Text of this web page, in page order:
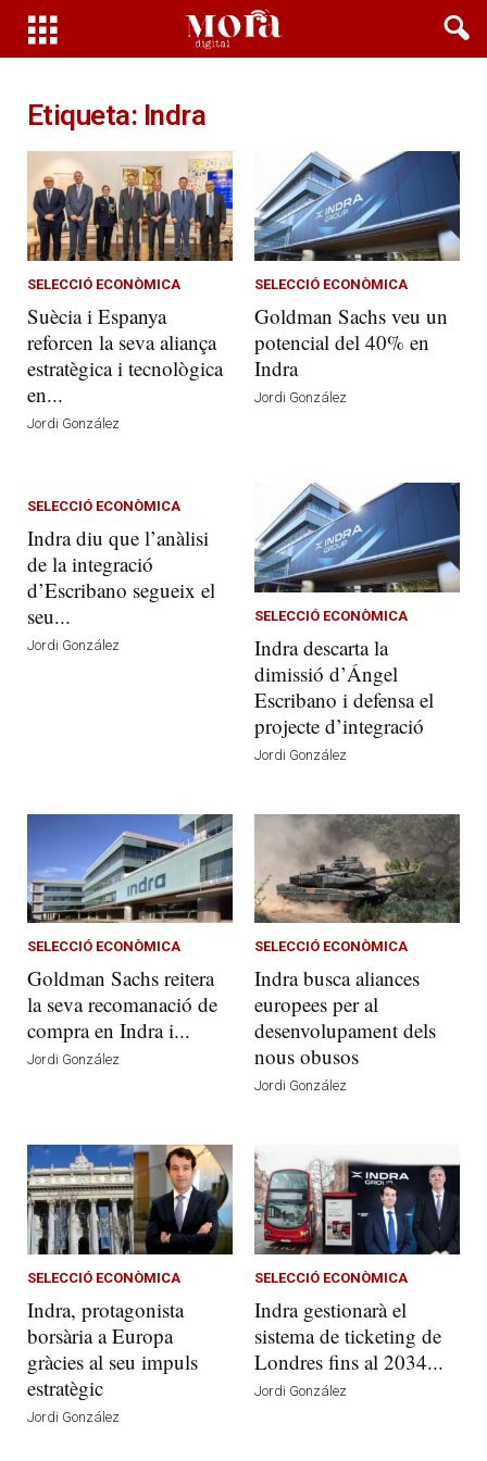
Etiqueta: Indra
SELECCIÓ ECONÒMICA
Suècia i Espanya
reforcen la seva aliança
estratègica i tecnològica
en...
Jordi González
SELECCIÓ ECONÒMICA
Goldman Sachs veu un
potencial del 40% en
Indra
Jordi González
SELECCIÓ ECONÒMICA
Indra diu que l’anàlisi
de la integració
d’Escribano segueix el
seu...
Jordi González
SELECCIÓ ECONÒMICA
Indra descarta la
dimissió d’Ángel
Escribano i defensa el
projecte d’integració
Jordi González
SELECCIÓ ECONÒMICA
Goldman Sachs reitera
la seva recomanació de
compra en Indra i...
Jordi González
SELECCIÓ ECONÒMICA
Indra busca aliances
europees per al
desenvolupament dels
nous obusos
Jordi González
SELECCIÓ ECONÒMICA
Indra, protagonista
borsària a Europa
gràcies al seu impuls
estratègic
Jordi González
SELECCIÓ ECONÒMICA
Indra gestionarà el
sistema de ticketing de
Londres fins al 2034...
Jordi González